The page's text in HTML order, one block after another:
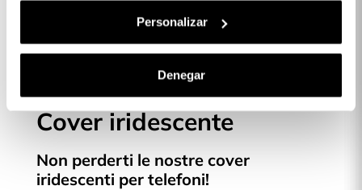
Personalizar
Denegar
Cover iridescente
Non perderti le nostre cover
iridescenti per telefoni!